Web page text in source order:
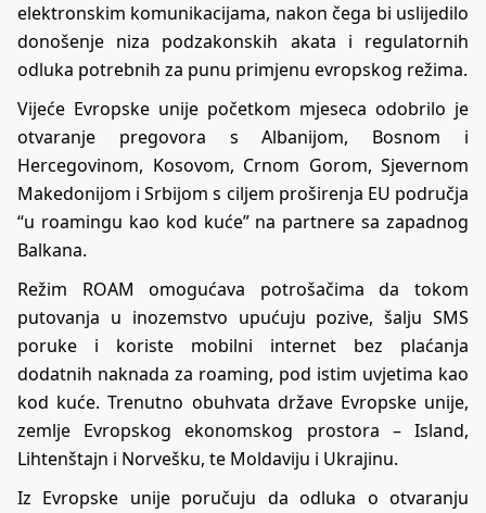
elektronskim komunikacijama, nakon čega bi uslijedilo
donošenje niza podzakonskih akata i regulatornih
odluka potrebnih za punu primjenu evropskog režima.
Vijeće Evropske unije početkom mjeseca odobrilo je
otvaranje pregovora s Albanijom, Bosnom i
Hercegovinom, Kosovom, Crnom Gorom, Sjevernom
Makedonijom i Srbijom s ciljem proširenja EU područja
“u roamingu kao kod kuće” na partnere sa zapadnog
Balkana.
Režim ROAM omogućava potrošačima da tokom
putovanja u inozemstvo upućuju pozive, šalju SMS
poruke i koriste mobilni internet bez plaćanja
dodatnih naknada za roaming, pod istim uvjetima kao
kod kuće. Trenutno obuhvata države Evropske unije,
zemlje Evropskog ekonomskog prostora – Island,
Lihtenštajn i Norvešku, te Moldaviju i Ukrajinu.
Iz Evropske unije poručuju da odluka o otvaranju